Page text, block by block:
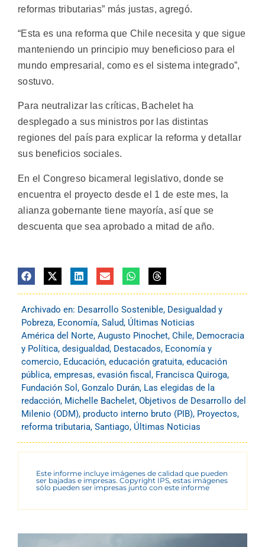
reformas tributarias” más justas, agregó.
“Esta es una reforma que Chile necesita y que sigue
manteniendo un principio muy beneficioso para el
mundo empresarial, como es el sistema integrado”,
sostuvo.
Para neutralizar las críticas, Bachelet ha
desplegado a sus ministros por las distintas
regiones del país para explicar la reforma y detallar
sus beneficios sociales.
En el Congreso bicameral legislativo, donde se
encuentra el proyecto desde el 1 de este mes, la
alianza gobernante tiene mayoría, así que se
descuenta que sea aprobado a mitad de año.
Archivado en: Desarrollo Sostenible, Desigualdad y
Pobreza, Economía, Salud, Últimas Noticias
América del Norte, Augusto Pinochet, Chile, Democracia
y Política, desigualdad, Destacados, Economía y
comercio, Educación, educación gratuita, educación
pública, empresas, evasión fiscal , Francisca Quiroga,
Fundación Sol , Gonzalo Durán, Las elegidas de la
redacción, Michelle Bachelet, Objetivos de Desarrollo del
Milenio (ODM), producto interno bruto (PIB), Proyectos,
reforma tributaria, Santiago, Últimas Noticias
Este informe incluye imágenes de calidad que pueden
ser bajadas e impresas. Copyright IPS, estas imágenes
sólo pueden ser impresas junto con este informe